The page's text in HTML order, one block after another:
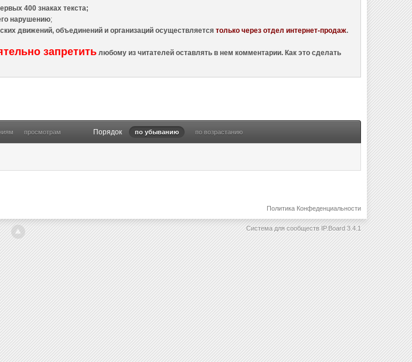
400 знаках текста;
нарушению;
движений, объединений и организаций осуществляетсятолько через отдел интернет-продаж.
запретить любому из читателей оставлять в нем комментарии. Как это сделать
просмотрам Порядок по убыванию по возрастанию
Политика Конфеденциальности
Система для сообществ IP.Board 3.4.1